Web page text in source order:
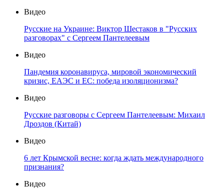
Видео
Русские на Украине: Виктор Шестаков в "Русских
разговорах" с Сергеем Пантелеевым
Видео
Пандемия коронавируса, мировой экономический
кризис, ЕАЭС и ЕС: победа изоляционизма?
Видео
Русские разговоры с Сергеем Пантелеевым: Михаил
Дроздов (Китай)
Видео
6 лет Крымской весне: когда ждать международного
признания?
Видео